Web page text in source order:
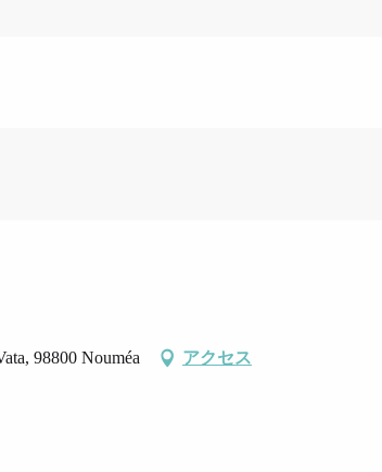
98800 Nouméa アクセス